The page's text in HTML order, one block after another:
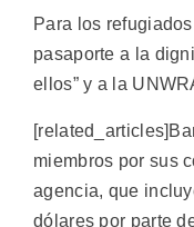
Para los
pasaporte a la
ellos” y a la
miembros por sus
agencia, que
dólares por parte